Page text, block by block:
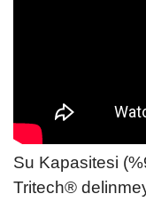
Su Kapasitesi
Tritech®